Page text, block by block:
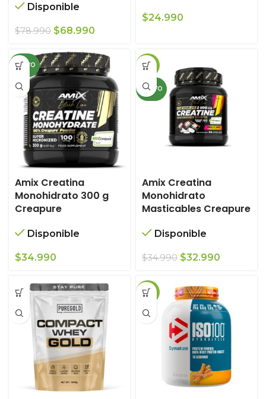
Disponible
$78.990 El
original
era:
$78.990.
$68.990
actual
es:
$68.990.
$24.990
NUEVO
Amix Creatina
Monohidrato 300 g
Creapure
Disponible
$34.990
-6%
NUEVO
Amix Creatina
Monohidrato
Masticables Creapure
Disponible
$34.990 El
original
era:
$34.990.
$32.990
$32.990.
-12%